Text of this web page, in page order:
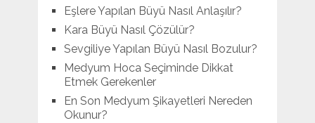
Eşlere Yapılan Büyü Nasıl Anlaşılır?
Kara Büyü Nasıl Çözülür?
Sevgiliye Yapılan Büyü Nasıl Bozulur?
Medyum Hoca Seçiminde Dikkat
Etmek Gerekenler
En Son Medyum Şikayetleri Nereden
Okunur?